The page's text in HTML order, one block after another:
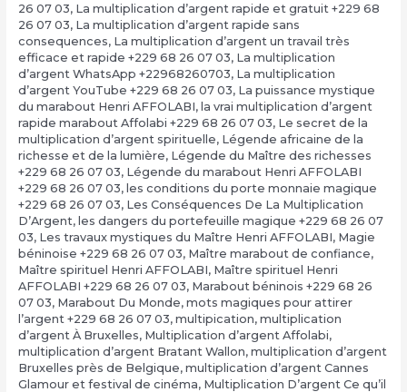
26 07 03, La multiplication d’argent rapide et gratuit +229 68
26 07 03, La multiplication d’argent rapide sans
consequences, La multiplication d’argent un travail très
efficace et rapide +229 68 26 07 03, La multiplication
d’argent WhatsApp +22968260703, La multiplication
d’argent YouTube +229 68 26 07 03, La puissance mystique
du marabout Henri AFFOLABI, la vrai multiplication d’argent
rapide marabout Affolabi +229 68 26 07 03, Le secret de la
multiplication d’argent spirituelle, Légende africaine de la
richesse et de la lumière, Légende du Maître des richesses
+229 68 26 07 03, Légende du marabout Henri AFFOLABI
+229 68 26 07 03, les conditions du porte monnaie magique
+229 68 26 07 03, Les Conséquences De La Multiplication
D’Argent, les dangers du portefeuille magique +229 68 26 07
03, Les travaux mystiques du Maître Henri AFFOLABI, Magie
béninoise +229 68 26 07 03, Maître marabout de confiance,
Maître spirituel Henri AFFOLABI, Maître spirituel Henri
AFFOLABI +229 68 26 07 03, Marabout béninois +229 68 26
07 03, Marabout Du Monde, mots magiques pour attirer
l’argent +229 68 26 07 03, multipication, multiplication
d’argent À Bruxelles, Multiplication d’argent Affolabi,
multiplication d’argent Bratant Wallon, multiplication d’argent
Bruxelles près de Belgique, multiplication d’argent Cannes
Glamour et festival de cinéma, Multiplication D’argent Ce qu’il